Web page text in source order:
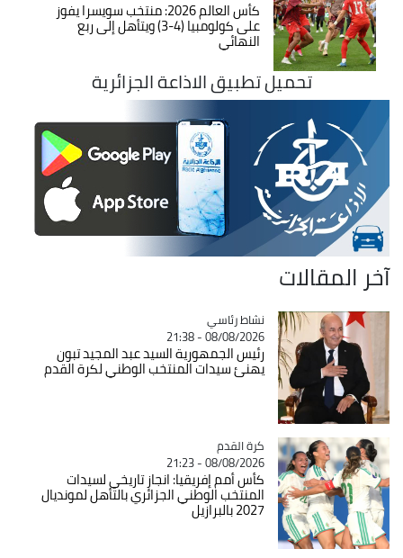
كأس العالم 2026: منتخب سويسرا يفوز
على كولومبيا (4-3) ويتأهل إلى ربع
النهائي
تحميل تطبيق الاذاعة الجزائرية
آخر المقالات
Catégorie
نشاط رئاسي
08/08/2026 - 21:38
رئيس الجمهورية السيد عبد المجيد تبون
يهنئ سيدات المنتخب الوطني لكرة القدم
Catégorie
كرة القدم
08/08/2026 - 21:23
كأس أمم إفريقيا: انجاز تاريخي لسيدات
المنتخب الوطني الجزائري بالتأهل لمونديال
2027 بالبرازيل